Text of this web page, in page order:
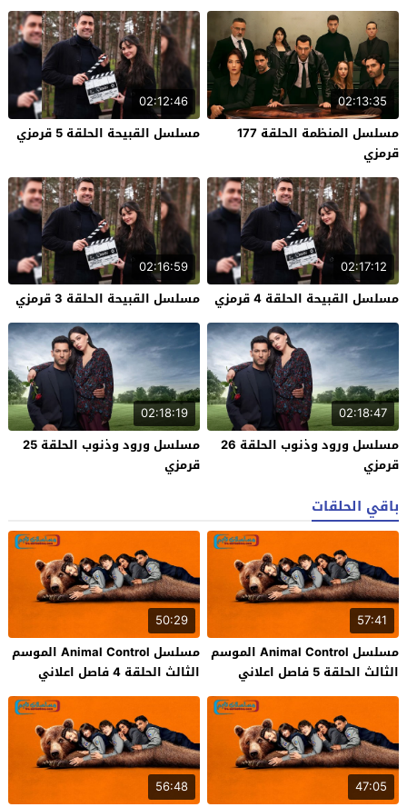
02:13:35
مسلسل المنظمة الحلقة 177
قرمزي
02:12:46
مسلسل القبيحة الحلقة 5 قرمزي
02:17:12
مسلسل القبيحة الحلقة 4 قرمزي
02:16:59
مسلسل القبيحة الحلقة 3 قرمزي
02:18:47
مسلسل ورود وذنوب الحلقة 26
قرمزي
02:18:19
مسلسل ورود وذنوب الحلقة 25
قرمزي
باقي الحلقات
57:41
مسلسل Animal Control الموسم
الثالث الحلقة 5 فاصل اعلاني
50:29
مسلسل Animal Control الموسم
الثالث الحلقة 4 فاصل اعلاني
47:05
56:48